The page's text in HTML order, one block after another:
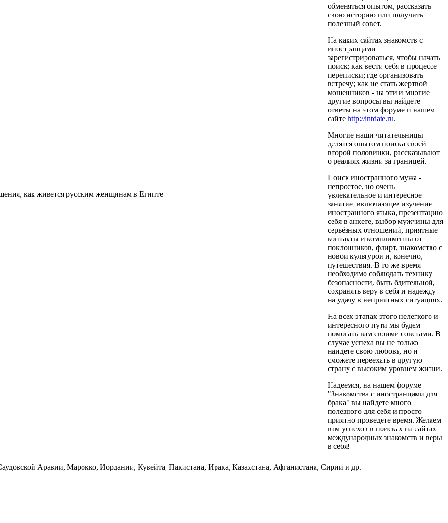
как живется русским женщинам в Египте
Аравии, Марокко, Иордании, Кувейта, Пакистана, Ирака, Казахстана, Афганистана, Сирии и др.
обменяться опытом, рассказать
свою историю или получить
полезный совет.
На каких сайтах знакомств с
иностранцами
зарегистрироваться, чтобы начать
поиск; как вести себя в процессе
переписки; где организовать
встречу; как не стать жертвой
мошенников - на эти и многие
другие вопросы вы найдете
ответы на этом форуме и нашем
сайте http://intdate.ru.
Многие наши читательницы
делятся опытом поиска своей
второй половинки, рассказывают
о реалиях жизни за границей.
Поиск иностранного мужа -
непростое, но очень
увлекательное и интересное
занятие, включающее изучение
иностранного языка, презентацию
себя в анкете, выбор мужчины для
серьёзных отношений, приятные
контакты и комплименты от
поклонников, флирт, знакомство с
новой культурой и, конечно,
путешествия. В то же время
необходимо соблюдать технику
безопасности, быть бдительной,
сохранять веру в себя и надежду
на удачу в неприятных ситуациях.
На всех этапах этого нелегкого и
интересного пути мы будем
помогать вам своими советами. В
случае успеха вы не только
найдете свою любовь, но и
сможете переехать в другую
страну с высоким уровнем жизни.
Надеемся, на нашем форуме
"Знакомства с иностранцами для
брака" вы найдете много
полезного для себя и просто
приятно проведете время. Желаем
вам успехов в поисках на сайтах
международных знакомств и веры
в себя!